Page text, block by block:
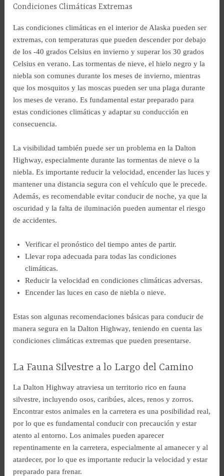
Condiciones Climáticas Extremas
Las condiciones climáticas en el interior de Alaska pueden ser
extremas, con temperaturas que pueden descender por debajo
de los -40 grados Celsius en invierno y superar los 30 grados
Celsius en verano. Las tormentas de nieve, el hielo negro y la
niebla son comunes durante los meses de invierno, mientras
que los mosquitos y las moscas pueden ser una plaga durante
los meses de verano. Es fundamental estar preparado para
estas condiciones climáticas y adaptar su conducción en
consecuencia.
La visibilidad también puede ser un problema en la Dalton
Highway, especialmente durante las tormentas de nieve o la
niebla. Es importante reducir la velocidad, encender las luces y
mantener una distancia segura con el vehículo que le precede.
Además, es recomendable evitar conducir de noche, ya que la
oscuridad y la falta de iluminación pueden aumentar el riesgo
de accidentes.
Verificar el pronóstico del tiempo antes de partir.
Llevar ropa adecuada para todas las condiciones
climáticas.
Reducir la velocidad en condiciones climáticas adversas.
Encender las luces en caso de niebla o nieve.
Estas son algunas recomendaciones básicas para conducir de
manera segura en la Dalton Highway, teniendo en cuenta las
condiciones climáticas extremas que pueden presentarse.
La Fauna Silvestre a lo Largo del Camino
La Dalton Highway atraviesa un territorio rico en fauna
silvestre, incluyendo osos, caribúes, alces, renos y zorros.
Encontrar estos animales en la carretera es una posibilidad real,
por lo que es fundamental conducir con precaución y estar
atento al entorno. Los animales pueden aparecer
repentinamente en la carretera, especialmente al amanecer y al
atardecer, por lo que es importante reducir la velocidad y estar
preparado para frenar.